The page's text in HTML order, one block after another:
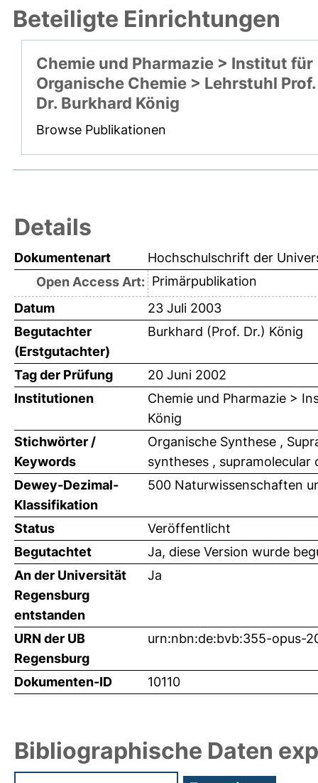
Beteiligte Einrichtungen
Chemie und Pharmazie > Institut für
Organische Chemie > Lehrstuhl Prof.
Dr. Burkhard König
Browse Publikationen
Details
Dokumentenart
Hochschulschrift der
Open Access Art: Primärpublikation
Datum
23 Juli 2003
Begutachter
(Erstgutachter)
Burkhard (Prof. Dr.) König
Tag der Prüfung
20 Juni 2002
Institutionen
Chemie und Pharmazie >
König
Stichwörter /
Keywords
Organische Synthese ,
syntheses ,
Dewey-Dezimal-
Klassifikation
500 Naturwissenschaften
Status
Veröffentlicht
Begutachtet
Ja, diese Version wurde
An der Universität
Regensburg
entstanden
Ja
URN der UB
Regensburg
urn:nbn:de:bvb:355-opus-
Dokumenten-ID 10110
Bibliographische Daten